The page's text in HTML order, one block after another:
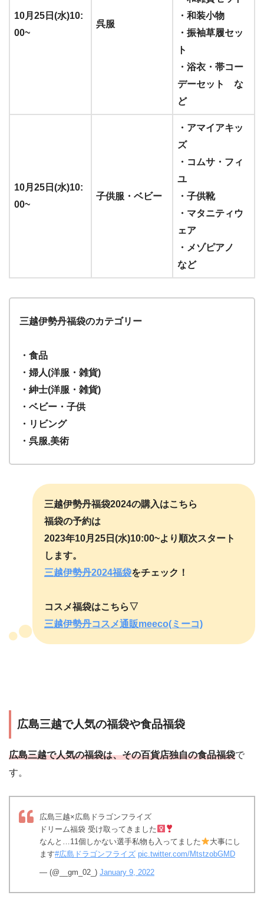
10月25日(水)10:
00~
呉服
・和装小物
・振袖草履セッ
ト
・浴衣・帯コー
デーセット な
ど
10月25日(水)10:
00~
子供服・ベビー
・アマイアキッ
ズ
・コムサ・フィ
ユ
・子供靴
・マタニティウ
ェア
・メゾピアノ
など
三越伊勢丹福袋のカテゴリー
・食品
・婦人(洋服・雑貨)
・紳士(洋服・雑貨)
・ベビー・子供
・リビング
・呉服,美術
三越伊勢丹福袋2024の購入はこちら
福袋の予約は
2023年10月25日(水)10:00~より順次スタート
します。
三越伊勢丹2024福袋をチェック！
コスメ福袋はこちら▽
三越伊勢丹コスメ通販meeco(ミーコ)
広島三越で人気の福袋や食品福袋
広島三越で人気の福袋は、その百貨店独自の食品福袋で
す。
広島三越×広島ドラゴンフライズ
ドリーム福袋 受け取ってきました‍
なんと…11個しかない選手私物も入ってました
大事にし
ます#広島ドラゴンフライズ pic.twitter.com/MtstzobGMD
— (@__gm_02_) January 9, 2022